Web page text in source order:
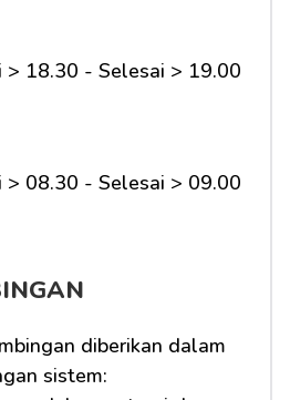
> 18.30 - Selesai > 19.00
> 08.30 - Selesai > 09.00
diberikan dalam
sistem: